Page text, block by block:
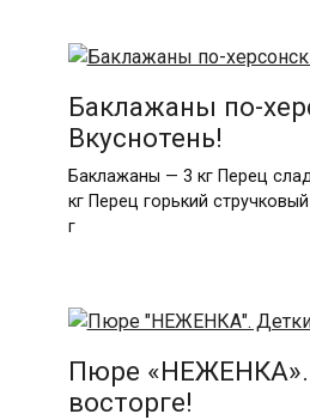
Баклажаны по-
Вкуснотень!
Баклажаны — 3 кг Перец
кг Перец горький
г
Пюре «НЕЖЕНКА».
восторге!